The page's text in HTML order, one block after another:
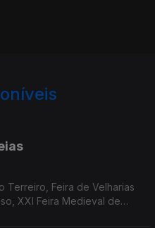
Terreiro, Feira de Velharias
XXI Feira Medieval de